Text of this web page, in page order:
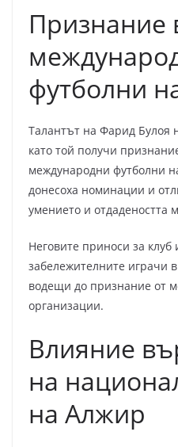
Признание
футболни
Талантът на Фарид Булоя
като той получи
международни футболни
донесоха номинации и
умението и отдадеността
Неговите приноси за клуб
забележителните играчи
водещи до признание от
организации.
Влияние
на
на Алжир